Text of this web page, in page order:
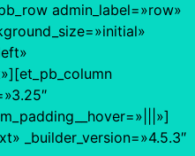
admin_label=»row»
_builder_version=»4.5.3″